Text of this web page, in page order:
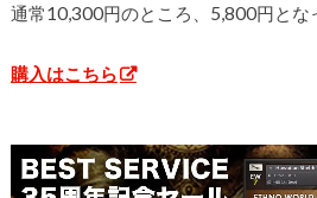
通常10,300円のところ、5,800円とな
購入はこちら